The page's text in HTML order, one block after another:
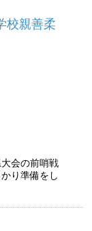
校親善柔
会の前哨戦
り準備をし